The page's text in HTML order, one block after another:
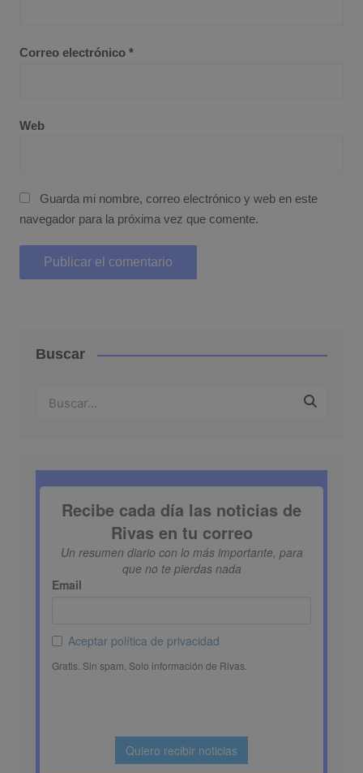
Correo electrónico *
Web
Guarda mi nombre, correo electrónico y web en este
navegador para la próxima vez que comente.
Buscar